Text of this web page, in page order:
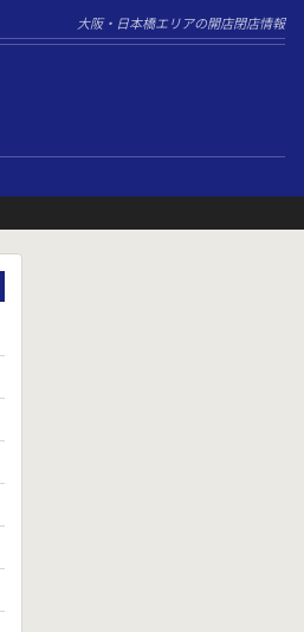
大阪・日本橋エリアの開店閉店情報